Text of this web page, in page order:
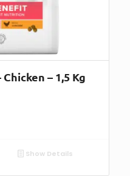
– 1,5 Kg
Show Details